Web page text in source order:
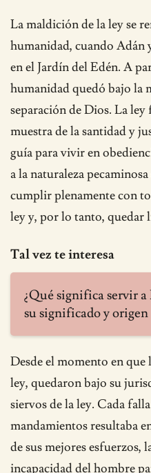
La maldición de la ley se
humanidad, cuando Adán
en el Jardín del Edén. A
humanidad quedó bajo la
separación de Dios. La ley
muestra de la santidad y
guía para vivir en
a la naturaleza
cumplir plenamente con
ley y, por lo tanto, quedar
Tal vez te interesa
¿Qué significa servir
su significado y origen
Desde el momento en
ley, quedaron bajo su
siervos de la ley. Cada
mandamientos resultaba
de sus mejores esfuerzos,
incapacidad del hombre